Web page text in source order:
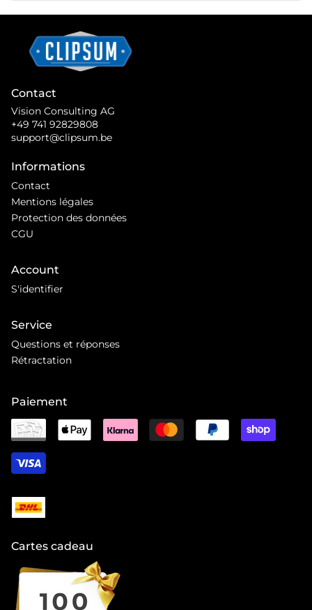
Contact
Vision Consulting AG
+49 741 92829808
support@clipsum.be
Informations
Contact
Mentions légales
Protection des données
CGU
Account
S'identifier
Service
Questions et réponses
Rétractation
Paiement
Cartes cadeau